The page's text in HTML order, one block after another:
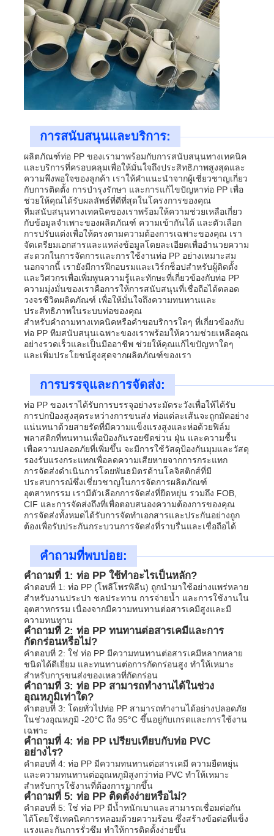
การสนับสนุนและบริการ:
ผลิตภัณฑ์ท่อ PP ของเรามาพร้อมกับการสนับสนุนทางเทคนิค
และบริการที่ครอบคลุมเพื่อให้มั่นใจถึงประสิทธิภาพสูงสุดและ
ความพึงพอใจของลูกค้า เราให้คำแนะนำจากผู้เชี่ยวชาญเกี่ยว
กับการติดตั้ง การบำรุงรักษา และการแก้ไขปัญหาท่อ PP เพื่อ
ช่วยให้คุณได้รับผลลัพธ์ที่ดีที่สุดในโครงการของคุณ
ทีมสนับสนุนทางเทคนิคของเราพร้อมให้ความช่วยเหลือเกี่ยว
กับข้อมูลจำเพาะของผลิตภัณฑ์ ความเข้ากันได้ และตัวเลือก
การปรับแต่งเพื่อให้ตรงตามความต้องการเฉพาะของคุณ เรา
จัดเตรียมเอกสารและแหล่งข้อมูลโดยละเอียดเพื่ออำนวยความ
สะดวกในการจัดการและการใช้งานท่อ PP อย่างเหมาะสม
นอกจากนี้ เรายังมีการฝึกอบรมและเวิร์กช็อปสำหรับผู้ติดตั้ง
และวิศวกรเพื่อเพิ่มพูนความรู้และทักษะที่เกี่ยวข้องกับท่อ PP
ความมุ่งมั่นของเราคือการให้การสนับสนุนที่เชื่อถือได้ตลอด
วงจรชีวิตผลิตภัณฑ์ เพื่อให้มั่นใจถึงความทนทานและ
ประสิทธิภาพในระบบท่อของคุณ
สำหรับคำถามทางเทคนิคหรือคำขอบริการใดๆ ที่เกี่ยวข้องกับ
ท่อ PP ทีมสนับสนุนเฉพาะของเราพร้อมให้ความช่วยเหลือคุณ
อย่างรวดเร็วและเป็นมืออาชีพ ช่วยให้คุณแก้ไขปัญหาใดๆ
และเพิ่มประโยชน์สูงสุดจากผลิตภัณฑ์ของเรา
การบรรจุและการจัดส่ง:
ท่อ PP ของเราได้รับการบรรจุอย่างระมัดระวังเพื่อให้ได้รับ
การปกป้องสูงสุดระหว่างการขนส่ง ท่อแต่ละเส้นจะถูกมัดอย่าง
แน่นหนาด้วยสายรัดที่มีความแข็งแรงสูงและห่อด้วยฟิล์ม
พลาสติกที่ทนทานเพื่อป้องกันรอยขีดข่วน ฝุ่น และความชื้น
เพื่อความปลอดภัยที่เพิ่มขึ้น จะมีการใช้วัสดุป้องกันมุมและวัสดุ
รองรับแรงกระแทกเพื่อลดความเสียหายจากการกระแทก
การจัดส่งดำเนินการโดยพันธมิตรด้านโลจิสติกส์ที่มี
ประสบการณ์ซึ่งเชี่ยวชาญในการจัดการผลิตภัณฑ์
อุตสาหกรรม เรามีตัวเลือกการจัดส่งที่ยืดหยุ่น รวมถึง FOB,
CIF และการจัดส่งถึงที่เพื่อตอบสนองความต้องการของคุณ
การจัดส่งทั้งหมดได้รับการจัดทำเอกสารและประกันอย่างถูก
ต้องเพื่อรับประกันกระบวนการจัดส่งที่ราบรื่นและเชื่อถือได้
คำถามที่พบบ่อย:
คำถามที่ 1: ท่อ PP ใช้ทำอะไรเป็นหลัก?
คำตอบที่ 1: ท่อ PP (โพลีโพรพิลีน) ถูกนำมาใช้อย่างแพร่หลาย
สำหรับงานประปา ชลประทาน การจ่ายน้ำ และการใช้งานใน
อุตสาหกรรม เนื่องจากมีความทนทานต่อสารเคมีสูงและมี
ความทนทาน
คำถามที่ 2: ท่อ PP ทนทานต่อสารเคมีและการ
กัดกร่อนหรือไม่?
คำตอบที่ 2: ใช่ ท่อ PP มีความทนทานต่อสารเคมีหลากหลาย
ชนิดได้ดีเยี่ยม และทนทานต่อการกัดกร่อนสูง ทำให้เหมาะ
สำหรับการขนส่งของเหลวที่กัดกร่อน
คำถามที่ 3: ท่อ PP สามารถทำงานได้ในช่วง
อุณหภูมิเท่าใด?
คำตอบที่ 3: โดยทั่วไปท่อ PP สามารถทำงานได้อย่างปลอดภัย
ในช่วงอุณหภูมิ -20°C ถึง 95°C ขึ้นอยู่กับเกรดและการใช้งาน
เฉพาะ
คำถามที่ 4: ท่อ PP เปรียบเทียบกับท่อ PVC
อย่างไร?
คำตอบที่ 4: ท่อ PP มีความทนทานต่อสารเคมี ความยืดหยุ่น
และความทนทานต่ออุณหภูมิสูงกว่าท่อ PVC ทำให้เหมาะ
สำหรับการใช้งานที่ต้องการมากขึ้น
คำถามที่ 5: ท่อ PP ติดตั้งง่ายหรือไม่?
คำตอบที่ 5: ใช่ ท่อ PP มีน้ำหนักเบาและสามารถเชื่อมต่อกัน
ได้โดยใช้เทคนิคการหลอมด้วยความร้อน ซึ่งสร้างข้อต่อที่แข็ง
แรงและกันการรั่วซึม ทำให้การติดตั้งง่ายขึ้น